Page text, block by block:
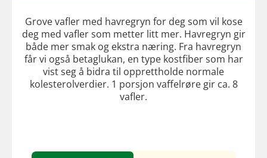
Grove vafler med havregryn for deg som vil kose
deg med vafler som metter litt mer. Havregryn gir
både mer smak og ekstra næring. Fra havregryn
får vi også betaglukan, en type kostfiber som har
vist seg å bidra til opprettholde normale
kolesterolverdier. 1 porsjon vaffelrøre gir ca. 8
vafler.